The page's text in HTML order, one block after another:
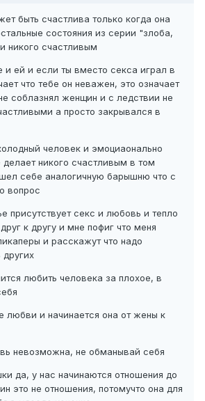
быть счастлива только когда она
состояния из серии "злоба,
никого счастливым
и ей и если ты вместо секса играл в
что тебе он неважен, это означает
соблазнял женщин и с ледствии не
а просто закрывался в
человек и эмоциаонально
делает никого счастливым в том
себе аналогичную барышню что с
вопрос
присутствует секс и любовь и тепло
к другу и мне пофиг что меня
и расскажут что надо
других
любить человека за плохое, в
любви и начинается она от жены к
невозможна, не обманывай себя
да, у нас начинаются отношения до
это не отношения, потомучто она для